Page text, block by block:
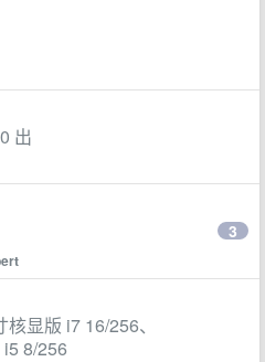
出
3
显版 i7 16/256、
8/256